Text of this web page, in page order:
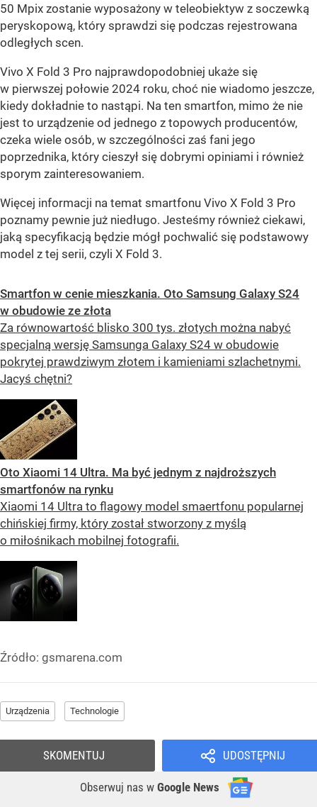
50 Mpix zostanie wyposażony w teleobiektyw z soczewką
peryskopową, który sprawdzi się podczas rejestrowana
odległych scen.
Vivo X Fold 3 Pro najprawdopodobniej ukaże się
w pierwszej połowie 2024 roku, choć nie wiadomo jeszcze,
kiedy dokładnie to nastąpi. Na ten smartfon, mimo że nie
jest to urządzenie od jednego z topowych producentów,
czeka wiele osób, w szczególności zaś fani jego
poprzednika, który cieszył się dobrymi opiniami i również
sporym zainteresowaniem.
Więcej informacji na temat smartfonu Vivo X Fold 3 Pro
poznamy pewnie już niedługo. Jesteśmy również ciekawi,
jaką specyfikacją będzie mógł pochwalić się podstawowy
model z tej serii, czyli X Fold 3.
Smartfon w cenie mieszkania. Oto Samsung Galaxy S24
w obudowie ze złota
Za równowartość blisko 300 tys. złotych można nabyć
specjalną wersję Samsunga Galaxy S24 w obudowie
pokrytej prawdziwym złotem i kamieniami szlachetnymi.
Jacyś chętni?
Oto Xiaomi 14 Ultra. Ma być jednym z najdroższych
smartfonów na rynku
Xiaomi 14 Ultra to flagowy model smaertfonu popularnej
chińskiej firmy, który został stworzony z myślą
o miłośnikach mobilnej fotografii.
Źródło: gsmarena.com
Urządzenia Technologie
UDOSTĘPNIJ
Obserwuj nas w Google News
SKOMENTUJ